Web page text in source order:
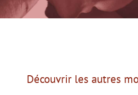
Découvrir les autres